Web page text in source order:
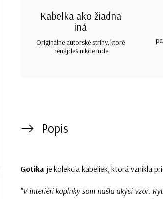
Kabelka ako žiadna
iná
Originálne autorské strihy, ktoré
nenájdeš nikde inde
Popis
Gotika je kolekcia kabeliek, ktorá vznikla
"V interiéri kaplnky som našla akýsi vzor.